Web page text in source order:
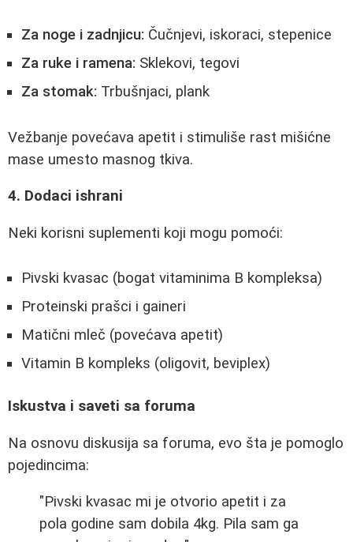
Za noge i zadnjicu: Čučnjevi, iskoraci, stepenice
Za ruke i ramena: Sklekovi, tegovi
Za stomak: Trbušnjaci, plank
Vežbanje povećava apetit i stimuliše rast mišićne
mase umesto masnog tkiva.
4. Dodaci ishrani
Neki korisni suplementi koji mogu pomoći:
Pivski kvasac (bogat vitaminima B kompleksa)
Proteinski prašci i gaineri
Matični mleč (povećava apetit)
Vitamin B kompleks (oligovit, beviplex)
Iskustva i saveti sa foruma
Na osnovu diskusija sa foruma, evo šta je pomoglo
pojedincima:
"Pivski kvasac mi je otvorio apetit i za
pola godine sam dobila 4kg. Pila sam ga